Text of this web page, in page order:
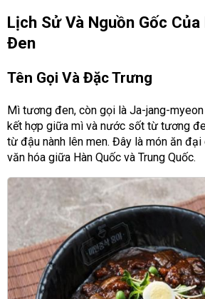
Lịch Sử Và Nguồn Gốc
Đen
Tên Gọi Và Đặc Trưng
Mì tương đen, còn gọi là Ja-jang-
kết hợp giữa mì và nước sốt từ tương
từ đậu nành lên men. Đây là món ăn
văn hóa giữa Hàn Quốc và Trung Quốc.